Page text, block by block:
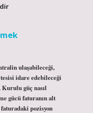
ulaşabileceği,
idare edebileceği
güç nasıl
gücü faturanın alt
faturadaki pozisyon